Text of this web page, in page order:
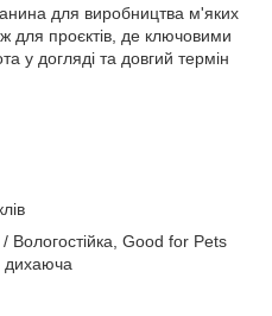
для виробництва м'яких
для проєктів, де ключовими
у догляді та довгий термін
Вологостійка, Good for Pets
дихаюча